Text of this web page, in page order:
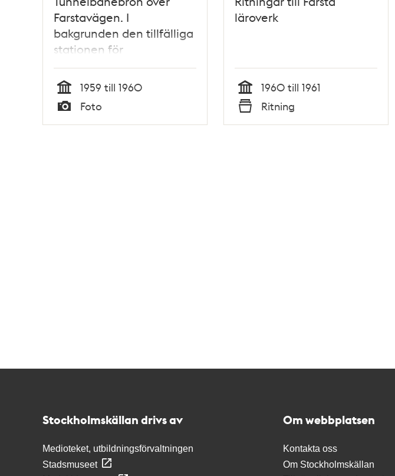
Farstavägen. I
bakgrunden den tillfälliga
stationen för
tunnelbanan samt en
buss på linje 185
Tid
1959 till 1960
Typ
Foto
läroverk
Tid
1960 till 1961
Typ
Ritning
Stockholmskällan drivs av
Medioteket, utbildningsförvaltningen
Stadsmuseet
Om webbplatsen
Kontakta oss
Om Stockholmskällan